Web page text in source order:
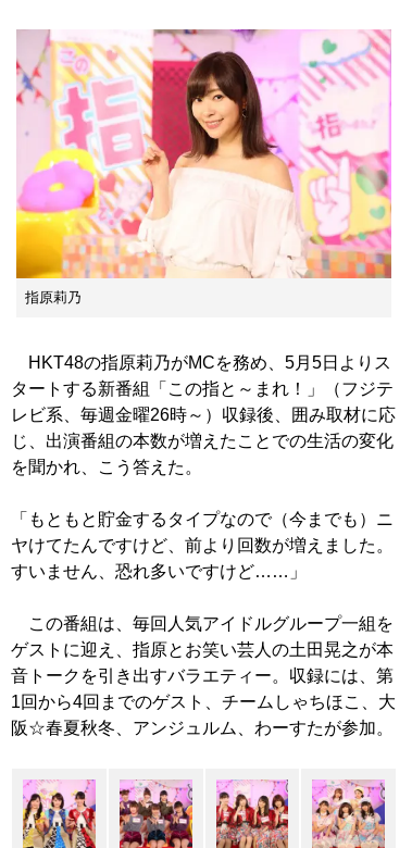
指原莉乃
HKT48の指原莉乃がMCを務め、5月5日よりス
タートする新番組「この指と～まれ！」（フジテ
レビ系、毎週金曜26時～）収録後、囲み取材に応
じ、出演番組の本数が増えたことでの生活の変化
を聞かれ、こう答えた。
「もともと貯金するタイプなので（今までも）ニ
ヤけてたんですけど、前より回数が増えました。
すいません、恐れ多いですけど……」
この番組は、毎回人気アイドルグループ一組を
ゲストに迎え、指原とお笑い芸人の土田晃之が本
音トークを引き出すバラエティー。収録には、第
1回から4回までのゲスト、チームしゃちほこ、大
阪☆春夏秋冬、アンジュルム、わーすたが参加。